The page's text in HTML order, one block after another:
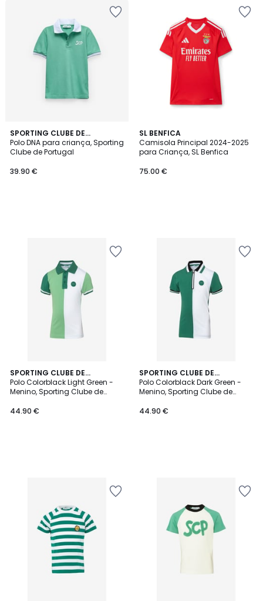
SPORTING CLUBE DE
PORTUGAL
Polo DNA para criança, Sporting
Clube de Portugal
39.90 €
SL BENFICA
Camisola Principal 2024-2025
para Criança, SL Benfica
75.00 €
SPORTING CLUBE DE
PORTUGAL
Polo Colorblack Light Green -
Menino, Sporting Clube de
44.90 €
SPORTING CLUBE DE
PORTUGAL
Polo Colorblack Dark Green -
Menino, Sporting Clube de
44.90 €